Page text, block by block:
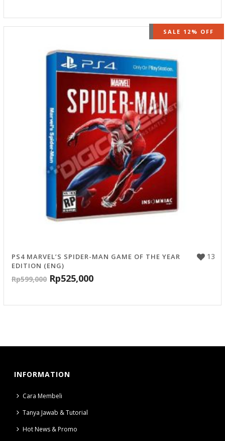
OUT OF STOCK
SALE 12% OFF
13
PS4 MARVEL’S SPIDER-MAN GAME OF THE YEAR
EDITION (ENG)
Rp599,000 Rp525,000
INFORMATION
Cara Membeli
Tanya Jawab & Tutorial
Hot News & Promo